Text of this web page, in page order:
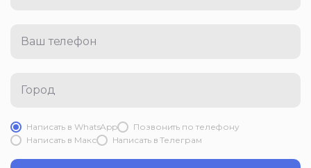
Ваш телефон
Город
Написать в WhatsApp
Позвонить по телефону
Написать в Mакс
Написать в Телеграм